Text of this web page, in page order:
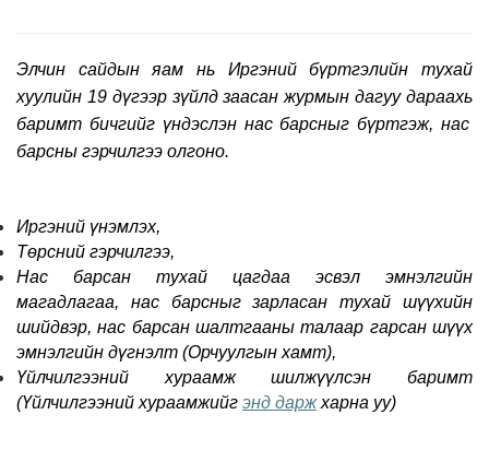
Элчин сайдын яам нь Иргэний бүртгэлийн тухай
хуулийн 19 дүгээр зүйлд заасан журмын дагуу дараахь
баримт бичгийг үндэслэн нас барсныг бүртгэж, нас
барсны гэрчилгээ олгоно.
Иргэний үнэмлэх,
Төрсний гэрчилгээ,
Нас барсан тухай цагдаа эсвэл эмнэлгийн
магадлагаа, нас барсныг зарласан тухай шүүхийн
шийдвэр, нас барсан шалтгааны талаар гарсан шүүх
эмнэлгийн дүгнэлт (Орчуулгын хамт),
Үйлчилгээний хураамж шилжүүлсэн баримт
(Үйлчилгээний хураамжийг энд дарж харна уу)